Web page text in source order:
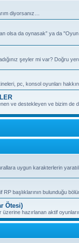
diyorsanız…
olsa da oynasak” ya da
şeyler mi var? Doğru
pc, konsol oyunları
ve destekleyen ve bizim de
uygun karakterlerin
RP başlıklarının bulunduğu
Ötesi)
hazırlanan aktif